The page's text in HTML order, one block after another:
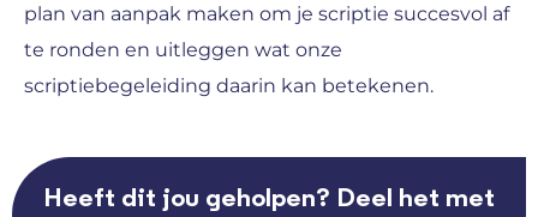
plan van aanpak maken om je scriptie succesvol af
te ronden en uitleggen wat onze
scriptiebegeleiding daarin kan betekenen.
Heeft dit jou geholpen? Deel het met